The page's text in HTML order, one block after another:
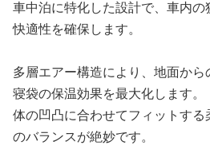
車中泊に特化した設計で、車内
快適性を確保します。
多層エアー構造により、地面から
寝袋の保温効果を最大化します。
体の凹凸に合わせてフィットす
のバランスが絶妙です。